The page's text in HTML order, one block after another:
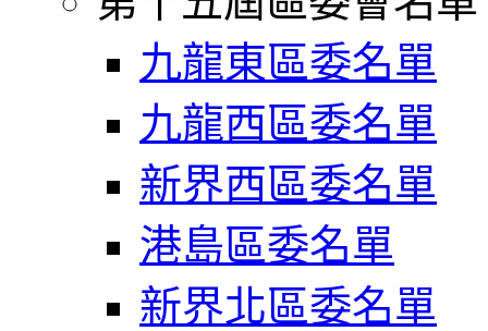
九龍東區委名單
九龍西區委名單
新界西區委名單
港島區委名單
新界北區委名單